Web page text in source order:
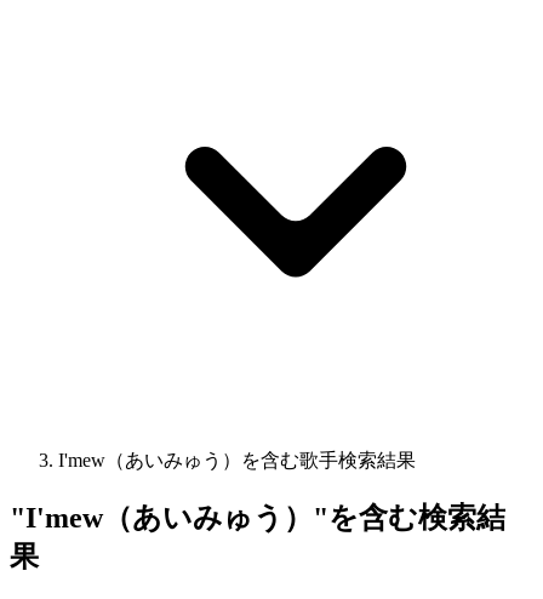
I'mew（あいみゅう）を含む歌手検索結果
"I'mew（あいみゅう） "を含む検索結
果